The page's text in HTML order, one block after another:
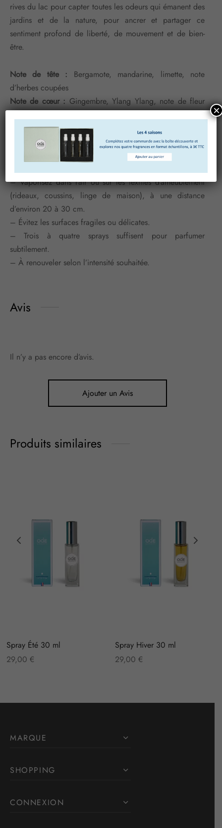
rives du lac pour capter toutes les odeurs qui émanent des
jardins et de la nature, pour ancrer et partager ce
sentiment profond de liberté, de mouvement et de bien-
être.
Note de tête : Bergamote, mandarine, limette, note
d’herbes coupées
Note de cœur : Gingembre, Ylang Ylang, note de fleur
Note de fond :Cèdre du Texas, Galbanum, Cassis
bourgeons, Musc
– Vaporisez dans l’air ou sur les textiles d’ameublement
(rideaux, coussins, linge de maison), à une distance
d’environ 20 à 30 cm.
– Évitez les surfaces fragiles ou délicates.
– Trois à quatre sprays suffisent pour parfumer
subtilement.
– À renouveler selon l’intensité souhaitée.
Avis
Il n’y a pas encore d’avis.
Ajouter un Avis
Produits similaires
Spray Été 30 ml
29,00 €
Spray Hiver 30 ml
29,00 €
MARQUE
SHOPPING
CONNEXION
×